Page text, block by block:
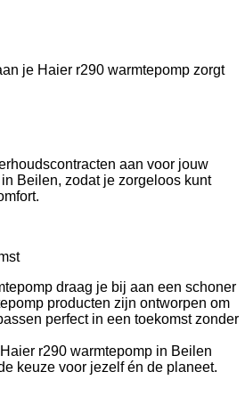
je Haier r290 warmtepomp zorgt
aan voor jouw
Beilen, zodat je zorgeloos kunt
draag je bij aan een schoner
producten zijn ontworpen om
perfect in een toekomst zonder
r290 warmtepomp in Beilen
keuze voor jezelf én de planeet.